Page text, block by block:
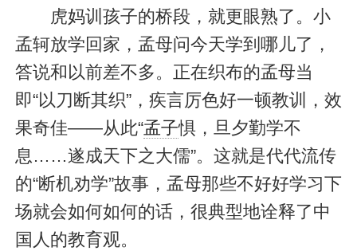
虎妈训孩子的桥段，就更眼熟了。小
孟轲放学回家，孟母问今天学到哪儿了，
答说和以前差不多。正在织布的孟母当
即“以刀断其织”，疾言厉色好一顿教训，效
果奇佳——从此“孟子惧，旦夕勤学不
息……遂成天下之大儒”。这就是代代流传
的“断机劝学”故事，孟母那些不好好学习下
场就会如何如何的话，很典型地诠释了中
国人的教育观。